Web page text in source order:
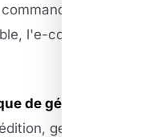
l'e-commerce
de gérer les
gestion des